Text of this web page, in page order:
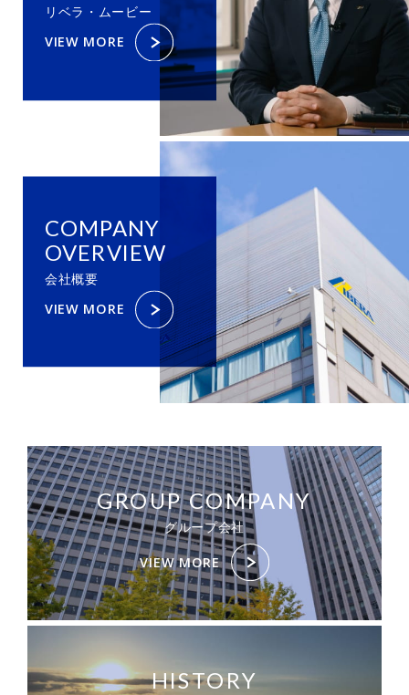
リベラ・ムービー
VIEW MORE
COMPANY
OVERVIEW
会社概要
VIEW MORE
GROUP COMPANY
グループ会社
VIEW MORE
HISTORY